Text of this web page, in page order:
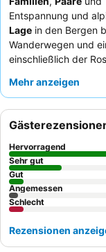
Entspannung und
Lage in den Bergen
Wanderwegen und
einschließlich der
Innen- und
Freundlichkeit und
außergewöhnliche
Für das beste
zu buchen, um die
Mehr anzeigen
Hervorragend
Sehr gut
Gut
Angemessen
Schlecht
Rezensionen